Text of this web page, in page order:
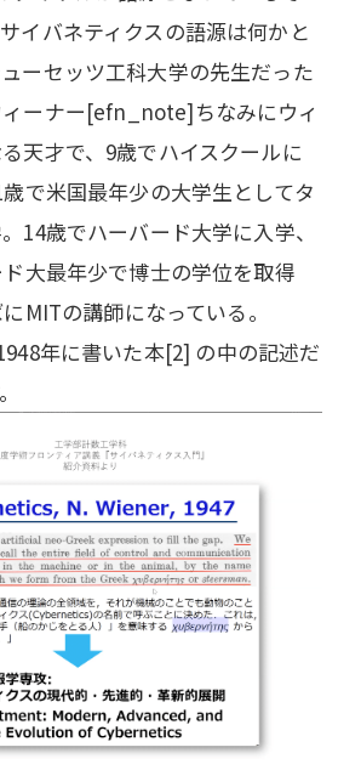
イバネティクスの語源は何かと
ーセッツ工科大学の先生だった
ーナー[efn_note]ちなみにウィ
天才で、9歳でハイスクールに
で米国最年少の大学生としてタ
14歳でハーバード大学に入学、
大最年少で博士の学位を取得
MITの講師になっている。
年に書いた本[2] の中の記述だ